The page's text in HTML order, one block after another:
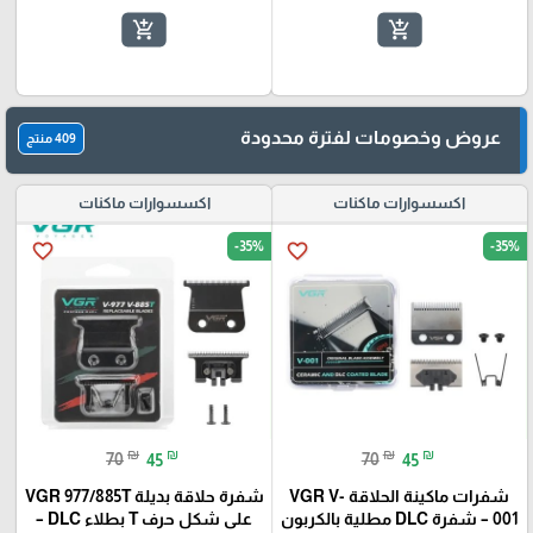
add_shopping_cart
add_shopping_cart
عروض وخصومات لفترة محدودة 409 منتج
اكسسوارات ماكنات
favorite_border -35%
70 ₪ 45 ₪
شفرات ماكينة الحلاقة VGR V-
001 – شفرة DLC مطلية بالكربون
اكسسوارات ماكنات
favorite_border -35%
70 ₪ 45 ₪
شفرة حلاقة بديلة VGR 977/885T
على شكل حرف T بطلاء DLC –